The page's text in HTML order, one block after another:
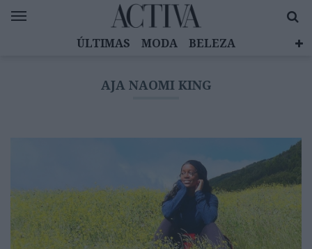
ÚLTIMAS MODA
BELEZA
EMOÇÕES
MULHERES INSPIRADORAS
AJA NAOMI KING